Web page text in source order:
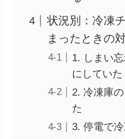
状況別：冷凍
まったときの
1. しまい
にしていた
2. 冷凍庫
た
3. 停電で